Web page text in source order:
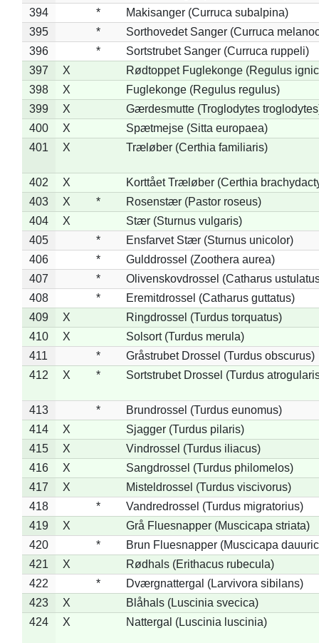
394
*
Makisanger (Curruca subalpina)
395
*
Sorthovedet Sanger (Curruca
396
*
Sortstrubet Sanger (Curruca ruppeli)
397
X
Rødtoppet Fuglekonge (Regulus
398
X
Fuglekonge (Regulus regulus)
399
X
Gærdesmutte (Troglodytes
400
X
Spætmejse (Sitta europaea)
401
X Træløber (Certhia familiaris)
402 X
Korttået Træløber (Certhia
403
X *
Rosenstær (Pastor roseus)
404
X
Stær (Sturnus vulgaris)
405
*
Ensfarvet Stær (Sturnus unicolor)
406
*
Gulddrossel (Zoothera aurea)
407
*
Olivenskovdrossel (Catharus
408
*
Eremitdrossel (Catharus guttatus)
409
X
Ringdrossel (Turdus torquatus)
410
X
Solsort (Turdus merula)
411
*
Gråstrubet Drossel (Turdus obscurus)
412
X * Sortstrubet Drossel (Turdus
413 *
Brundrossel (Turdus eunomus)
414
X
Sjagger (Turdus pilaris)
415
X
Vindrossel (Turdus iliacus)
416
X
Sangdrossel (Turdus philomelos)
417
X
Misteldrossel (Turdus viscivorus)
418
*
Vandredrossel (Turdus migratorius)
419
X
Grå Fluesnapper (Muscicapa striata)
420
*
Brun Fluesnapper (Muscicapa
421
X
Rødhals (Erithacus rubecula)
422
*
Dværgnattergal (Larvivora sibilans)
423
X
Blåhals (Luscinia svecica)
424
X Nattergal (Luscinia luscinia)